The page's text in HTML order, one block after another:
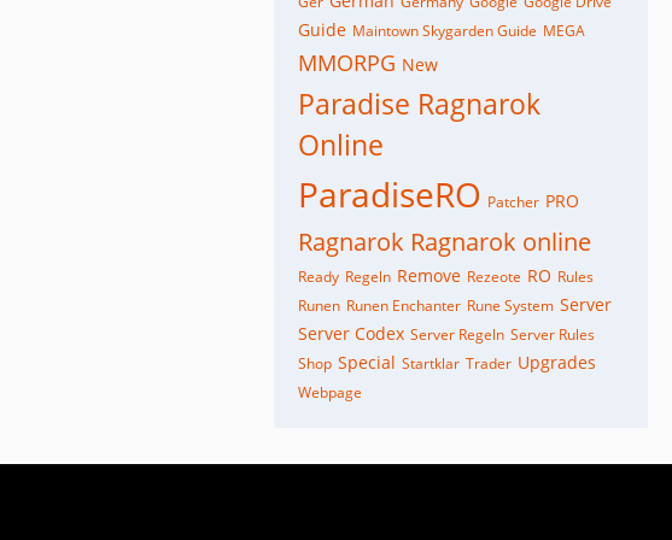
Guide Maintown Skygarden Guide MEGA
MMORPG New
Paradise Ragnarok
Online
ParadiseRO Patcher PRO
Ragnarok Ragnarok online
Ready Regeln Remove Rezeote RO Rules
Runen Runen Enchanter Rune System Server
Server Codex Server Regeln Server Rules
Shop Special Startklar Trader Upgrades
Webpage